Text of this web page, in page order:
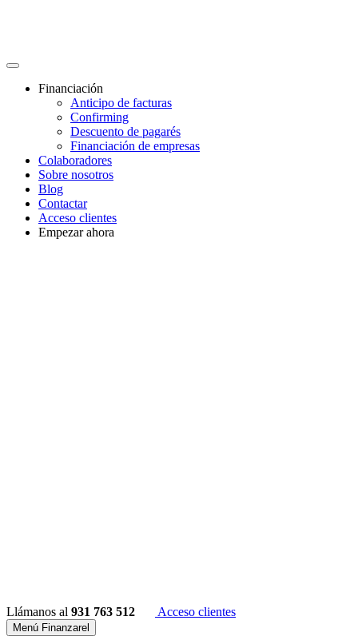
Financiación
Anticipo de facturas
Confirming
Descuento de pagarés
Financiación de empresas
Colaboradores
Sobre nosotros
Blog
Contactar
Acceso clientes
Empezar ahora
Llámanos al 931 763 512 Acceso clientes
Menú Finanzarel